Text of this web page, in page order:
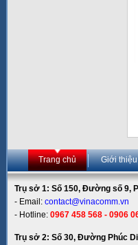
Trang chủ Giới thiệu
Trụ sở 1: Số 150, Đường số 9,
- Email: contact@vinacomm.vn
- Hotline: 0967 458 568 - 0906
Trụ sở 2: Số 30, Đường Phúc